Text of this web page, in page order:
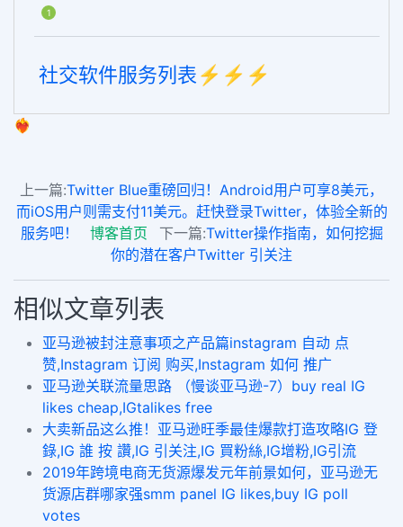
1
社交软件服务列表⚡️⚡️⚡️
❤️‍🔥
上一篇:Twitter Blue重磅回归！Android用户可享8美元，
而iOS用户则需支付11美元。赶快登录Twitter，体验全新的
服务吧！
博客首页 下一篇:Twitter操作指南，如何挖掘
你的潜在客户Twitter 引关注
相似文章列表
亚马逊被封注意事项之产品篇instagram 自动 点
赞,Instagram 订阅 购买,Instagram 如何 推广
亚马逊关联流量思路 （慢谈亚马逊-7）buy real IG
likes cheap,IGtalikes free
大卖新品这么推！亚马逊旺季最佳爆款打造攻略IG 登
錄,IG 誰 按 讚,IG 引关注,IG 買粉絲,IG增粉,IG引流
2019年跨境电商无货源爆发元年前景如何，亚马逊无
货源店群哪家强smm panel IG likes,buy IG poll
votes